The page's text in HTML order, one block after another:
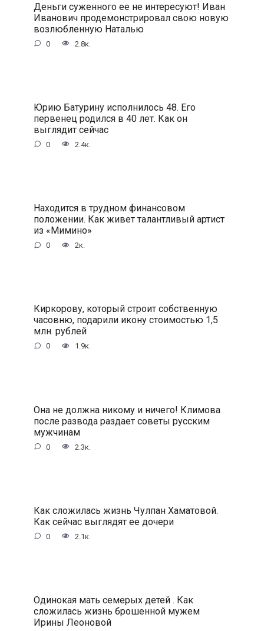
Деньги суженного ее не интересуют! Иван
Иванович продемонстрировал свою новую
возлюбленную Наталью
0 2.8к.
Юрию Батурину исполнилось 48. Его
первенец родился в 40 лет. Как он
выглядит сейчас
0 2.4к.
Находится в трудном финансовом
положении. Как живет талантливый артист
из «Мимино»
0 2к.
Киркорову, который строит собственную
часовню, подарили икону стоимостью 1,5
млн. рублей
0 1.9к.
Она не должна никому и ничего! Климова
после развода раздает советы русским
мужчинам
0 2.3к.
Как сложилась жизнь Чулпан Хаматовой.
Как сейчас выглядят ее дочери
0 2.1к.
Одинокая мать семерых детей . Как
сложилась жизнь брошенной мужем
Ирины Леоновой